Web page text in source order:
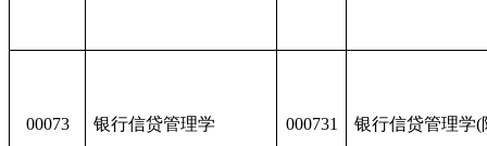
00073 银行信贷管理学 000731 银行信贷管理学(